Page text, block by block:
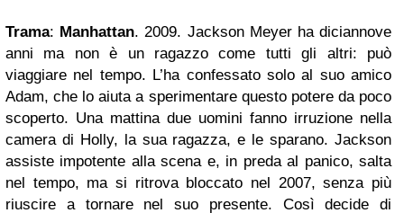
Trama: Manhattan. 2009. Jackson Meyer ha diciannove
anni ma non è un ragazzo come tutti gli altri: può
viaggiare nel tempo. L’ha confessato solo al suo amico
Adam, che lo aiuta a sperimentare questo potere da poco
scoperto. Una mattina due uomini fanno irruzione nella
camera di Holly, la sua ragazza, e le sparano. Jackson
assiste impotente alla scena e, in preda al panico, salta
nel tempo, ma si ritrova bloccato nel 2007, senza più
riuscire a tornare nel suo presente. Così decide di